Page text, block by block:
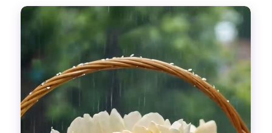
Символы
Вдохновение
Гадания